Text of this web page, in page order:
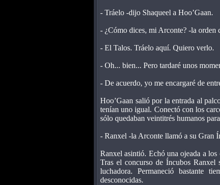
- Tráelo -dijo Shaqueel a Hoo’Gaan.
- ¿Cómo dices, mi Arconte? -la orden
- El Talos. Tráelo aquí. Quiero verlo.
- Oh... bien... Pero tardaré unos
- De acuerdo, yo me encargaré de
Hoo’Gaan salió por la entrada al
tenían uno igual. Conectó con los
sólo quedaban veintitrés humanos
- Ranxel -la Arconte llamó a su Gran
Ranxel asintió. Echó una ojeada a
Tras el concurso de Íncubos
luchadora. Permaneció bastante
desconocidas.